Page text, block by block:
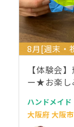
8月[週末・
【体験会
ー★お楽
ハンドメイド
大阪府 大阪市